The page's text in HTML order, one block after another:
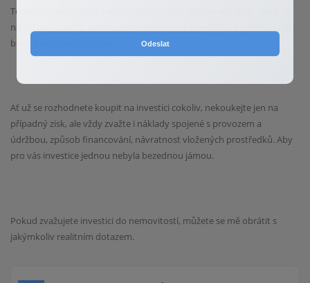
Teoreticky výhodnou investicí může být již
na základě pachtu budou obhospodařovat zemědělci, a jednou z něj
bude
Ať už se rozhodnete koupit na investici cokoliv, nekoukejte jen na
případný zisk, ale vždy zvažte i náklady spojené s provozem a
údržbou, způsob financování, návratnost vložených prostředků. Aby
pro vás investice jednou nebyla bezednou jámou.
Pokud zvažujete investici do nemovitostí, můžete se mě obrátit s
jakýmkoliv realitním dotazem.
Odeslat